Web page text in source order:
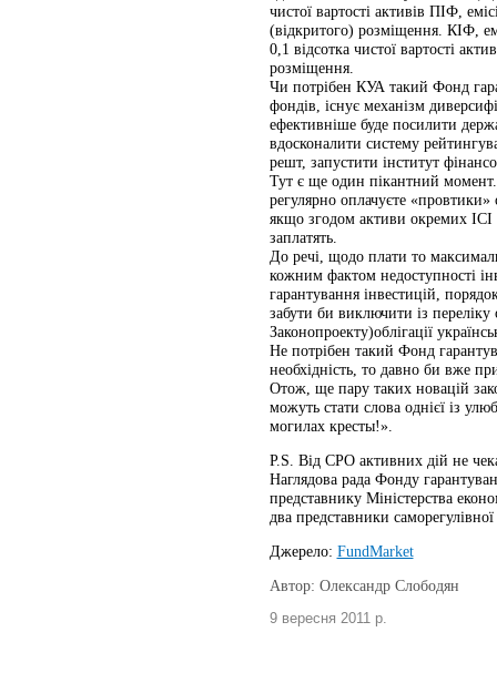
чистої вартості активів ПІФ,
(відкритого) розміщення. КІФ,
0,1 відсотка чистої вартості
розміщення.
Чи потрібен КУА такий Фонд
фондів, існує механізм
ефективніше буде посилити
вдосконалити систему
решт, запустити інститут
Тут є ще один пікантний момент.
регулярно оплачуєте
якщо згодом активи окремих
заплатять.
До речі, щодо плати то
кожним фактом недоступності
гарантування інвестицій,
забути би виключити із переліку
Законопроекту)облігації
Не потрібен такий Фонд
необхідність, то давно би вже
Отож, ще пару таких новацій
можуть стати слова однієї із
могилах кресты!».
P.S. Від СРО активних дій не
Наглядова рада Фонду
представнику Міністерства
два представники
Джерело: FundMarket
Автор: Олександр Слободян
9 вересня 2011 р.